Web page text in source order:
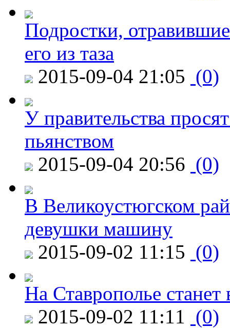
Подростки,
его из таза
2015-09-04 21:05 (0)
У правительства
пьянством
2015-09-04 20:56 (0)
В Великоустюгском
девушки машину
2015-09-02 11:15 (0)
На Ставрополье
2015-09-02 11:11 (0)